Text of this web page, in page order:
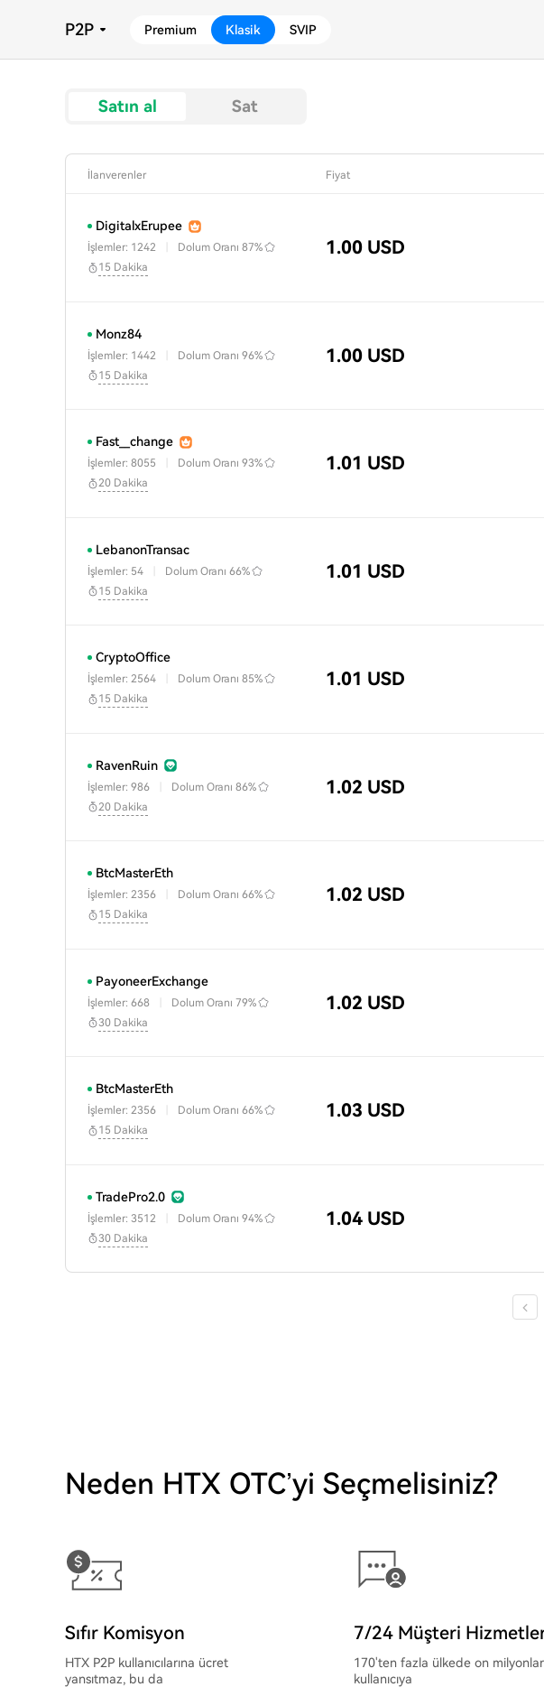
P2P Premium Klasik SVIP
Satın al Sat
İlanverenler Fiyat
DigitalxErupee
İşlemler: 1242 Dolum Oranı 87%
15 Dakika
1.00 USD
Monz84
İşlemler: 1442 Dolum Oranı 96%
15 Dakika
1.00 USD
Fast__change
İşlemler: 8055 Dolum Oranı 93%
20 Dakika
1.01 USD
LebanonTransac
İşlemler: 54 Dolum Oranı 66%
15 Dakika
1.01 USD
CryptoOffice
İşlemler: 2564 Dolum Oranı 85%
15 Dakika
1.01 USD
RavenRuin
İşlemler: 986 Dolum Oranı 86%
20 Dakika
1.02 USD
BtcMasterEth
İşlemler: 2356 Dolum Oranı 66%
15 Dakika
1.02 USD
PayoneerExchange
İşlemler: 668 Dolum Oranı 79%
30 Dakika
1.02 USD
BtcMasterEth
İşlemler: 2356 Dolum Oranı 66%
15 Dakika
1.03 USD
TradePro2.0
İşlemler: 3512 Dolum Oranı 94%
30 Dakika
1.04 USD
Neden HTX OTC’yi Seçmelisiniz?
Sıfır Komisyon
HTX P2P kullanıcılarına ücret
yansıtmaz, bu da
7/24 Müşteri
170'ten fazla ülkede on
kullanıcıya